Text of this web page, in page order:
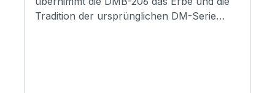
Tradition der ursprünglichen DM-Serie